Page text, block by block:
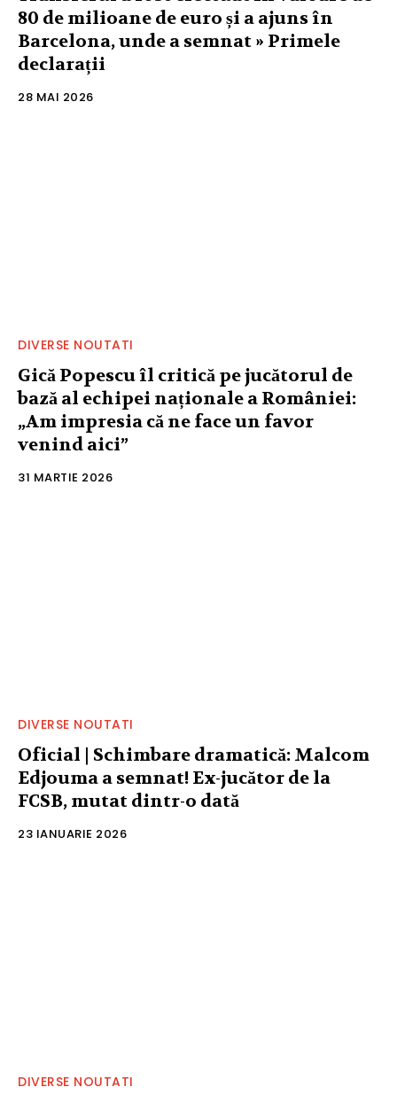
80 de milioane de euro și a ajuns în
Barcelona, unde a semnat » Primele
declarații
28 MAI 2026
DIVERSE NOUTATI
Gică Popescu îl critică pe jucătorul de
bază al echipei naționale a României:
„Am impresia că ne face un favor
venind aici”
31 MARTIE 2026
DIVERSE NOUTATI
Oficial | Schimbare dramatică: Malcom
Edjouma a semnat! Ex-jucător de la
FCSB, mutat dintr-o dată
23 IANUARIE 2026
DIVERSE NOUTATI